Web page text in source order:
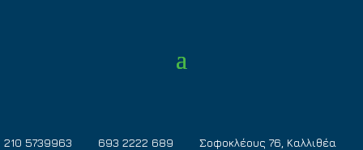
210 5739963 693 2222 689
Σοφοκλέους 76, Καλλιθέα